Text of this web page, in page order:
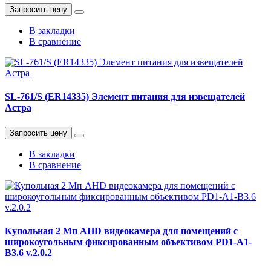
Запросить цену
В закладки
В сравнение
SL-761/S (ER14335) Элемент питания для извещателей
Астра
Запросить цену
В закладки
В сравнение
Купольная 2 Мп AHD видеокамера для помещений с
широкоугольным фиксированным объективом PD1-A1-
B3.6 v.2.0.2